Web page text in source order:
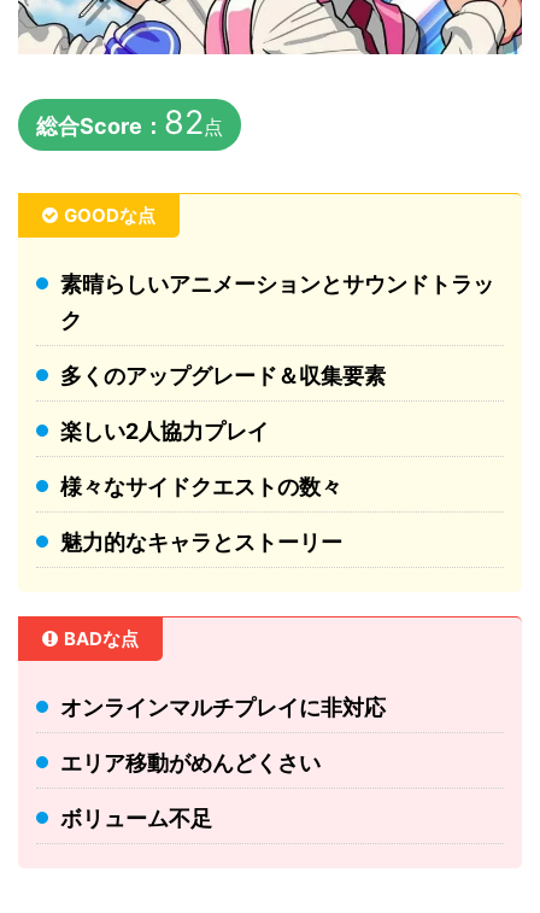
総合Score： 82点
GOODな点
素晴らしいアニメーションとサウンドトラッ
ク
多くのアップグレード＆収集要素
楽しい2人協力プレイ
様々なサイドクエストの数々
魅力的なキャラとストーリー
BADな点
オンラインマルチプレイに非対応
エリア移動がめんどくさい
ボリューム不足